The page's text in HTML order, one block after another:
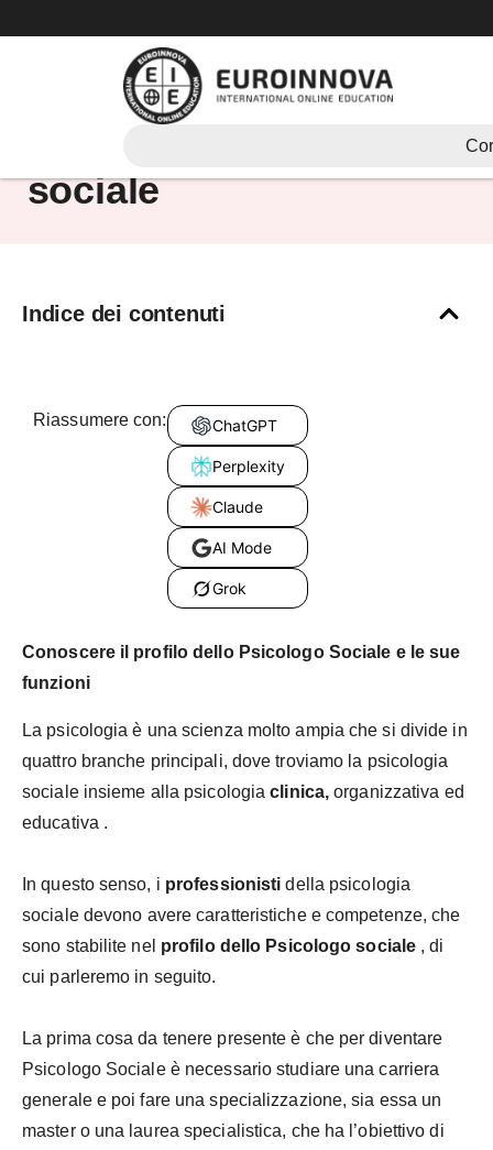
al
profilo psicologo
sociale
Indice dei contenuti
Riassumere con: ChatGPT
Perplexity
Claude
AI Mode
Grok
Conoscere il profilo dello Psicologo Sociale e le sue
funzioni
La psicologia è una scienza molto ampia che si divide in
quattro branche principali, dove troviamo la psicologia
sociale insieme alla psicologiaclinica, organizzativa ed
educativa .
In questo senso, i professionisti della psicologia
socialedevono avere caratteristiche e competenze, che
sono stabilite nel profilo dello Psicologo sociale , di
cui parleremo in seguito.
La prima cosa da tenere presente è che per diventare
Psicologo Sociale è necessario studiare una carriera
generale e poi fare una specializzazione, sia essa un
master o una laurea specialistica, che ha l’obiettivo di